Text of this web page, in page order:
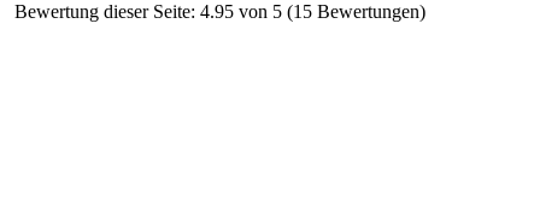
Bewertung dieser Seite: 4.95 von 5 (15 Bewertungen)